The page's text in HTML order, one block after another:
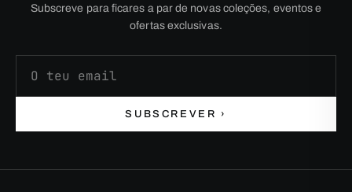
Subscreve para ficares a par de novas coleções, eventos e
ofertas exclusivas.
SUBSCREVER ›